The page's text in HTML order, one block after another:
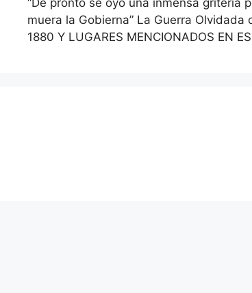
“De pronto se oyó una inmensa gritería
muera la Gobierna” La Guerra Olvidada
1880 Y LUGARES MENCIONADOS EN